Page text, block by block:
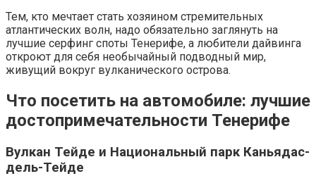
Тем, кто мечтает стать хозяином стремительных
атлантических волн, надо обязательно заглянуть на
лучшие серфинг споты Тенерифе, а любители дайвинга
откроют для себя необычайный подводный мир,
живущий вокруг вулканического острова.
Что посетить на автомобиле: лучшие
достопримечательности Тенерифе
Вулкан Тейде и Национальный парк Каньядас-
дель-Тейде